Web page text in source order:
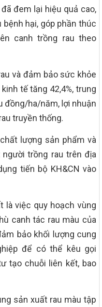
đem lại hiệu quả cao,
hại, góp phần thúc
canh trồng rau theo
và đảm bảo sức khỏe
tế tăng 42,4%, trung
đồng/ha/năm, lợi nhuận
truyền thống.
lượng sản phẩm và
trồng rau trên địa
tiến bộ KH&CN vào
là việc quy hoạch vùng
canh tác rau màu của
bảo khối lượng cung
để có thể kêu gọi
tạo chuỗi liên kết, bao
sản xuất rau màu tập